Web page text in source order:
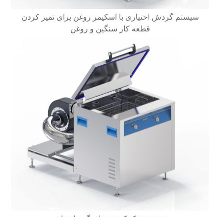
سیستم گردش اختیاری با اسکیمر روغن برای تمیز کردن
قطعه کار سنگین و روغن